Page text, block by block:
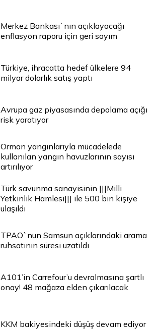
Merkez Bankası`nın açıklayacağı
enflasyon raporu için geri sayım
Türkiye, ihracatta hedef ülkelere 94
milyar dolarlık satış yaptı
Avrupa gaz piyasasında depolama açığı
risk yaratıyor
Orman yangınlarıyla mücadelede
kullanılan yangın havuzlarının sayısı
artırılıyor
Türk savunma sanayisinin |||Milli
Yetkinlik Hamlesi||| ile 500 bin kişiye
ulaşıldı
TPAO`nun Samsun açıklarındaki arama
ruhsatının süresi uzatıldı
A101’in Carrefour’u devralmasına şartlı
onay! 48 mağaza elden çıkarılacak
KKM bakiyesindeki düşüş devam ediyor